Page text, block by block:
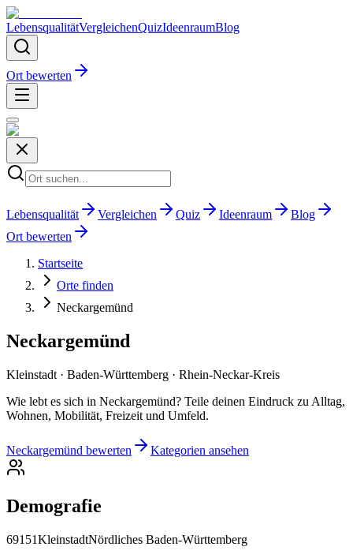
LebensqualitätVergleichenQuizIdeenraumBlog
Ort bewerten
Lebensqualität Vergleichen Quiz Ideenraum
Blog
Ort bewerten
Startseite
Orte finden
Neckargemünd
Neckargemünd
Kleinstadt · Baden-Württemberg · Rhein-Neckar-Kreis
Wie lebt es sich in Neckargemünd? Teile deinen Eindruck zu Alltag,
Wohnen, Mobilität, Freizeit und Umfeld.
Neckargemünd bewerten Kategorien ansehen
Demografie
69151KleinstadtNördliches Baden-Württemberg